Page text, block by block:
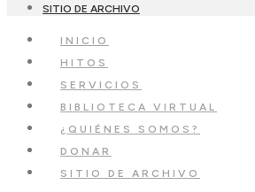
SITIO DE ARCHIVO
INICIO
HITOS
SERVICIOS
BIBLIOTECA VIRTUAL
¿QUIÉNES SOMOS?
DONAR
SITIO DE ARCHIVO